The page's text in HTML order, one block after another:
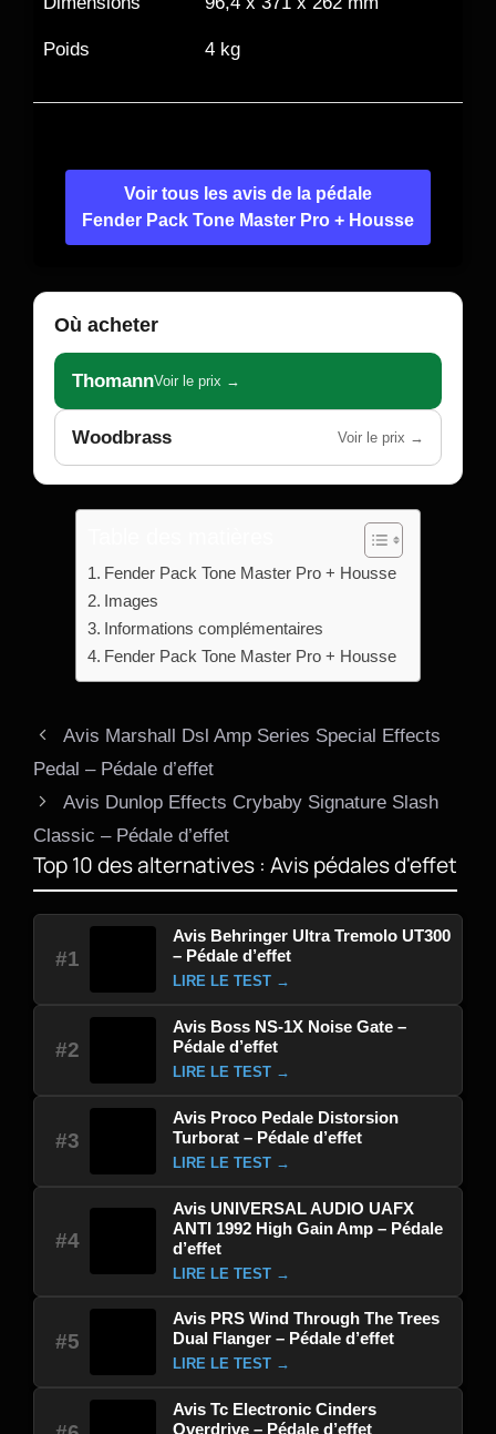
Poids 4 kg
Voir tous les avis de la pédale
Fender Pack Tone Master Pro + Housse
Où acheter
ThomannVoir le prix →
Woodbrass Voir le prix →
Fender Pack Tone Master Pro + Housse
Images
Informations complémentaires
Fender Pack Tone Master Pro + Housse
Avis Marshall Dsl Amp Series Special Effects
Pedal – Pédale d’effet
Avis Dunlop Effects Crybaby Signature Slash
Classic – Pédale d’effet
Top 10 des alternatives : Avis pédales d'effet
#1
Avis Behringer Ultra Tremolo UT300
– Pédale d’effet
LIRE LE TEST →
#2
Avis Boss NS-1X Noise Gate –
Pédale d’effet
LIRE LE TEST →
#3
Avis Proco Pedale Distorsion
Turborat – Pédale d’effet
LIRE LE TEST →
#4
Avis UNIVERSAL AUDIO UAFX
ANTI 1992 High Gain Amp – Pédale
d’effet
LIRE LE TEST →
#5
Avis PRS Wind Through The Trees
Dual Flanger – Pédale d’effet
LIRE LE TEST →
Avis Tc Electronic Cinders
Overdrive – Pédale d’effet